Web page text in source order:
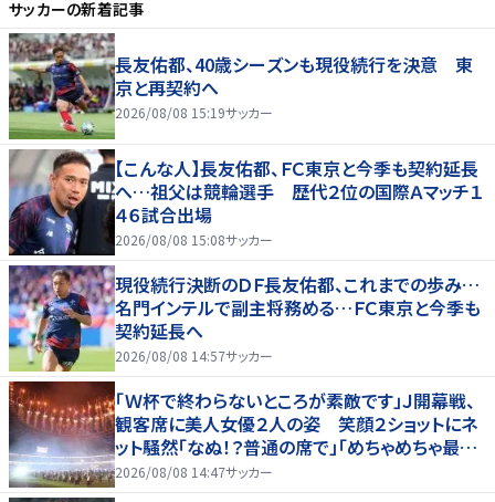
サッカーの新着記事
長友佑都、40歳シーズンも現役続行を決意 東
京と再契約へ
2026/08/08 15:19サッカー
【こんな人】長友佑都、ＦＣ東京と今季も契約延長
へ…祖父は競輪選手 歴代２位の国際Ａマッチ１
４６試合出場
2026/08/08 15:08サッカー
現役続行決断のＤＦ長友佑都、これまでの歩み…
名門インテルで副主将務める…ＦＣ東京と今季も
契約延長へ
2026/08/08 14:57サッカー
「Ｗ杯で終わらないところが素敵です」Ｊ開幕戦、
観客席に美人女優２人の姿 笑顔２ショットにネ
ット騒然「なぬ！？普通の席で」「めちゃめちゃ最上
級に可愛すぎ」
2026/08/08 14:47サッカー